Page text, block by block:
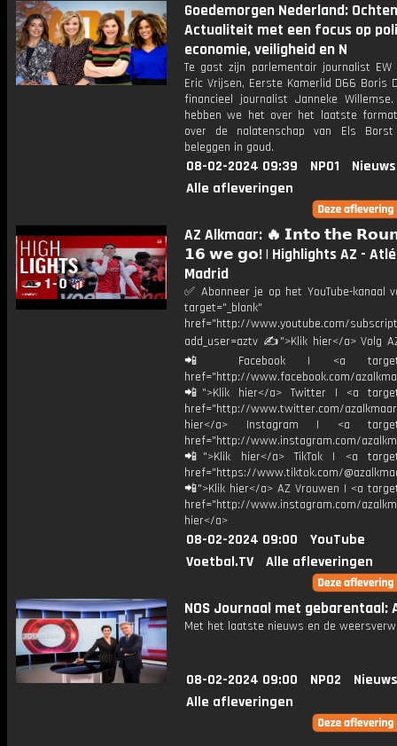
Goedemorgen Nederland:
Actualiteit met een focus op
economie, veiligheid en N
Te gast zijn parlementair journalist EW
Eric Vrijsen, Eerste Kamerlid D66 Boris
financieel journalist Janneke
hebben we het over het laatste
over de nalatenschap van Els
beleggen in goud.
08-02-2024 09:39 NPO1
Alle afleveringen
AZ Alkmaar: 🔥 𝗜𝗻𝘁𝗼 𝘁𝗵𝗲
𝟭𝟲 𝘄𝗲 𝗴𝗼! | Highlights AZ -
Madrid
✅ Abonneer je op het YouTube-kanaal
target="_blank"
href="http://www.youtube.com/
add_user=aztv ✍">Klik hier</a> Volg
📲 Facebook | <a
href="http://www.facebook.com/
📲">Klik hier</a> Twitter | <a
href="http://www.twitter.com/
hier</a> Instagram | <a
href="http://www.instagram.com/
📲">Klik hier</a> TikTok | <a
href="https://www.tiktok.com/
📲">Klik hier</a> AZ Vrouwen | <a
href="http://www.instagram.com/
hier</a>
08-02-2024 09:00
YouTube
Voetbal.TV
Alle afleveringen
NOS Journaal met gebarentaal:
Met het laatste nieuws en de
08-02-2024 09:00 NPO2
Alle afleveringen